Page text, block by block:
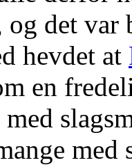
det var
hevdet at
en
med
med